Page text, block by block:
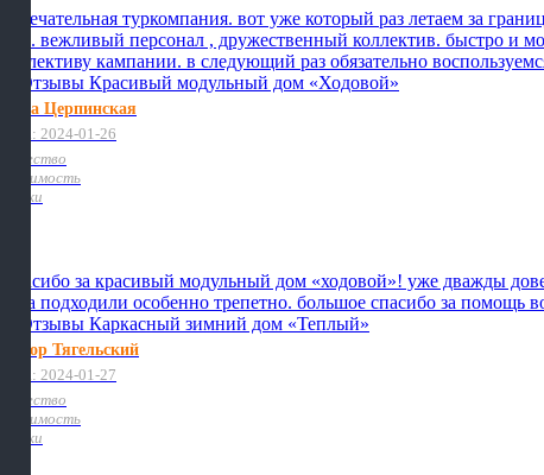
Замечательная туркомпания. вот уже который раз летаем за
них. вежливый персонал , дружественный коллектив. быстро
коллективу кампании. в следующий раз обязательно
Алла Церпинская
Дата: 2024-01-26
Качество
Стоимость
Сроки
Спасибо за красивый модульный дом «ходовой»! уже дважды
тура подходили особенно трепетно. большое спасибо за
Фёдор Тягельский
Дата: 2024-01-27
Качество
Стоимость
Сроки